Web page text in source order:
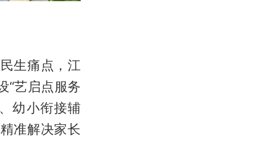
生痛点，江
“艺启点服务
幼小衔接辅
准解决家长